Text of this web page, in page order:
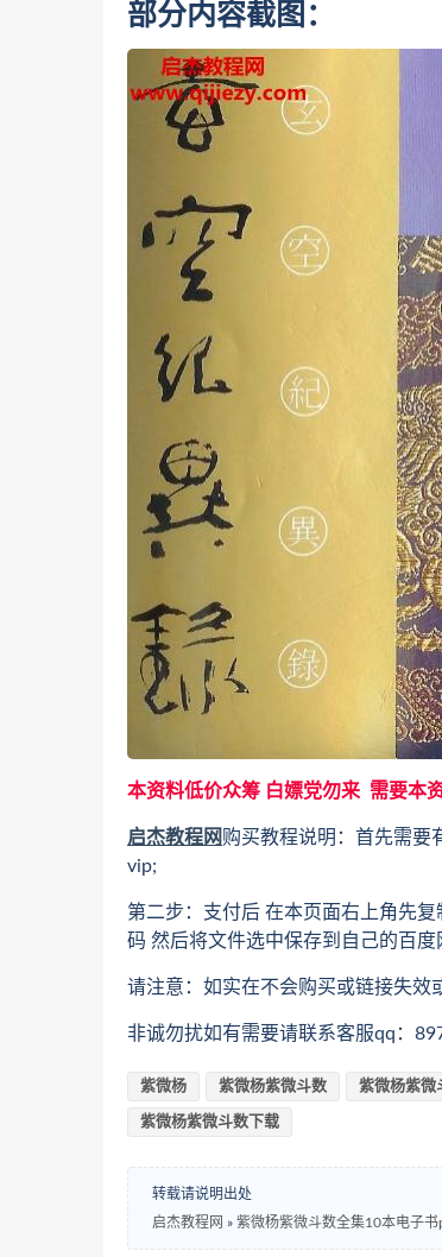
部分内容截图：
本资料低价众筹 白嫖党勿来 需要本
启杰教程网购买教程说明：首先需要
vip;
第二步：支付后 在本页面右上角先
码 然后将文件选中保存到自己的百
请注意：如实在不会购买或链接失效
非诚勿扰如有需要请联系客服qq：
紫微杨 紫微杨紫微斗数 紫微杨紫微
紫微杨紫微斗数下载
转载请说明出处
启杰教程网 » 紫微杨紫微斗数全集10本电子